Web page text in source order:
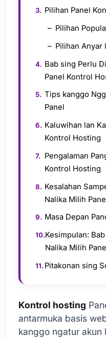
Pilihan Panel
Pilihan
Pilihan Anyar
Bab sing Perlu
Panel Kontrol
Tips kanggo
Panel
Kaluwihan lan
Kontrol Hosting
Pengalaman
Kontrol Hosting
Kesalahan
Nalika Milih
Masa Depan
Kesimpulan:
Nalika Milih
Pitakonan sing
Kontrol hosting
antarmuka basis
kanggo ngatur akun